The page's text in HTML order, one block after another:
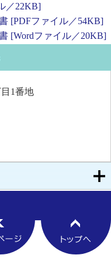
／22KB]
[PDFファイル／54KB]
[Wordファイル／20KB]
1番地